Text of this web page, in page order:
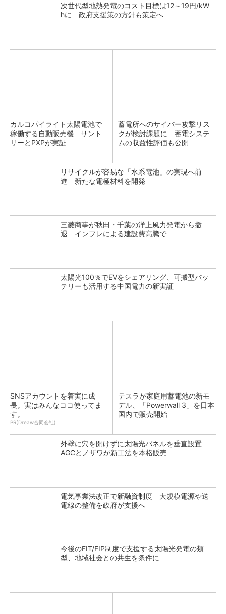
次世代型地熱発電のコスト目標は12～19円/kW
hに 政府支援策の方針も策定へ
カルコパイライト太陽電池で
稼働する自動販売機 サント
リーとPXPが実証
蓄電所へのサイバー攻撃リス
クが検討課題に 蓄電システ
ムの収益性評価も公開
リサイクルが容易な「水系電池」の実現へ前
進 新たな電極材料を開発
三菱商事が秋田・千葉の洋上風力発電から撤
退 インフレによる建設費高騰で
太陽光100％でEVをシェアリング、可搬型バッ
テリーも活用する中国電力の新実証
SNSアカウントを着実に成
長。実はみんなココ使ってま
す。
PR(Dreaw合同会社)
テスラが家庭用蓄電池の新モ
デル、「Powerwall 3」を日本
国内で販売開始
外壁に穴を開けずに太陽光パネルを垂直設置
AGCとノザワが新工法を本格販売
電気事業法改正で新融資制度 大規模電源や送
電線の整備を政府が支援へ
今後のFIT/FIP制度で支援する太陽光発電の類
型、地域社会との共生を条件に